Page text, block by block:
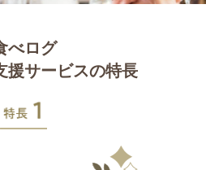
べログ
援サービスの特長